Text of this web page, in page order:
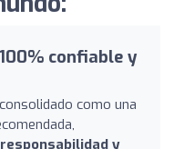
confiable y
como una
y